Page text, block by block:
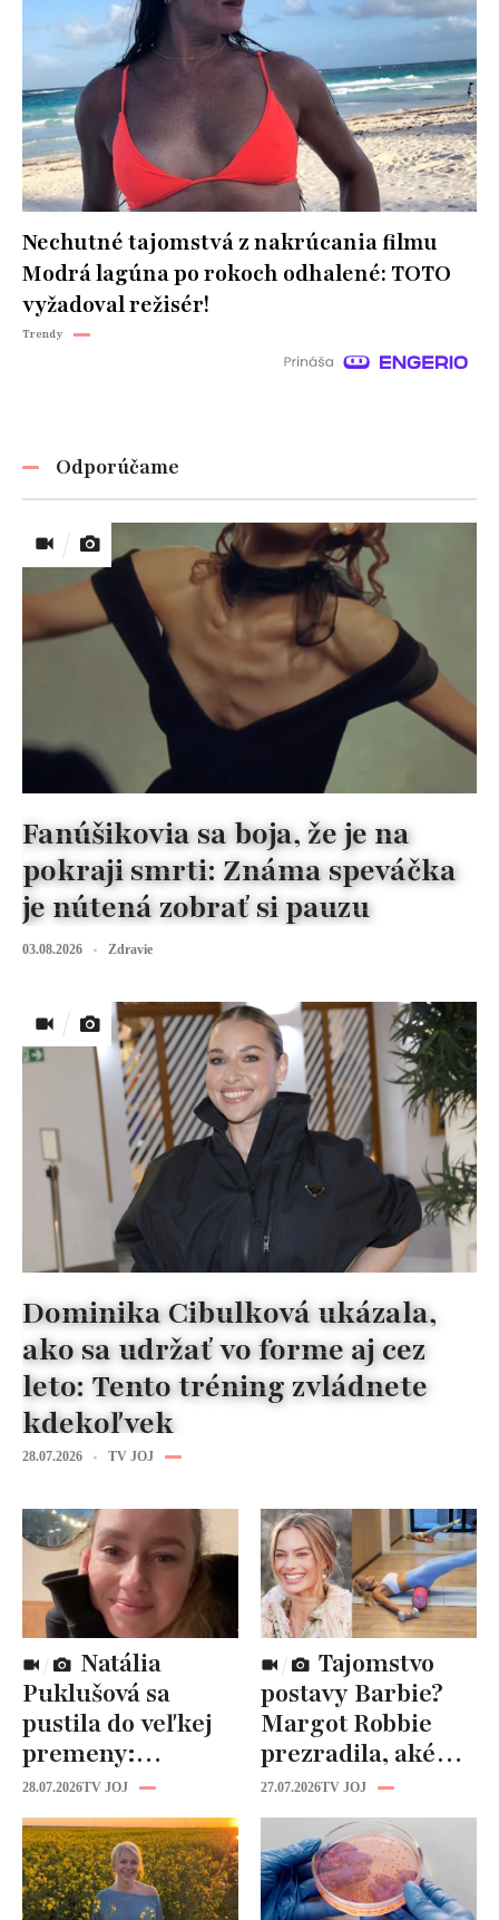
Nechutné tajomstvá z nakrúcania filmu
Modrá lagúna po rokoch odhalené: TOTO
vyžadoval režisér!
Trendy
Odporúčame
Fanúšikovia sa boja, že je na
pokraji smrti: Známa speváčka
je nútená zobrať si pauzu
03.08.2026 Zdravie
Dominika Cibulková ukázala,
ako sa udržať vo forme aj cez
leto: Tento tréning zvládnete
kdekoľvek
28.07.2026 TV JOJ
Puklušová sa
pustila do veľkej
premeny:
Odborníci však
varujú, pozor na
prísne diéty!
28.07.2026TV JOJ
postavy Barbie?
Margot Robbie
prezradila, aké
cviky jej pomohli
spevniť celé telo
27.07.2026TV JOJ